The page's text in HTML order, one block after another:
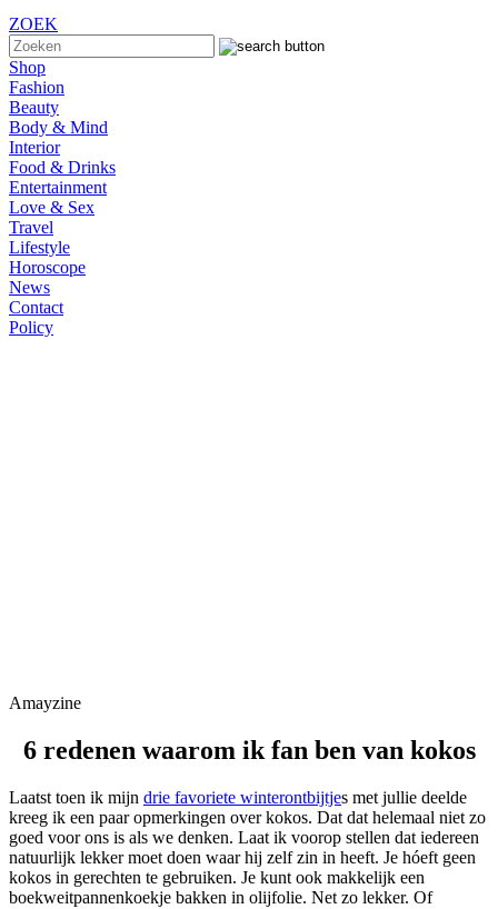
ZOEK
Shop
Fashion
Beauty
Body & Mind
Interior
Food & Drinks
Entertainment
Love & Sex
Travel
Lifestyle
Horoscope
News
Contact
Policy
Amayzine
6 redenen waarom ik fan ben van kokos
Laatst toen ik mijn drie favoriete winterontbijtjes met jullie deelde
kreeg ik een paar opmerkingen over kokos. Dat dat helemaal niet zo
goed voor ons is als we denken. Laat ik voorop stellen dat iedereen
natuurlijk lekker moet doen waar hij zelf zin in heeft. Je hóeft geen
kokos in gerechten te gebruiken. Je kunt ook makkelijk een
boekweitpannenkoekje bakken in olijfolie. Net zo lekker. Of